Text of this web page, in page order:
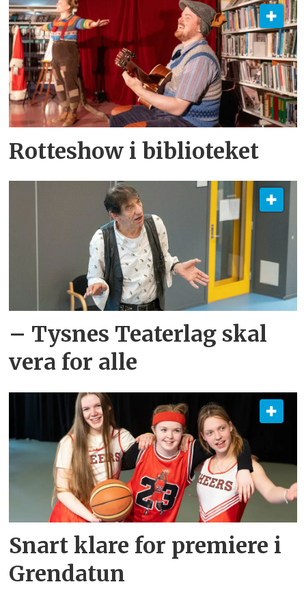
Rotteshow i biblioteket
– Tysnes Teaterlag skal
vera for alle
Snart klare for premiere i
Grendatun